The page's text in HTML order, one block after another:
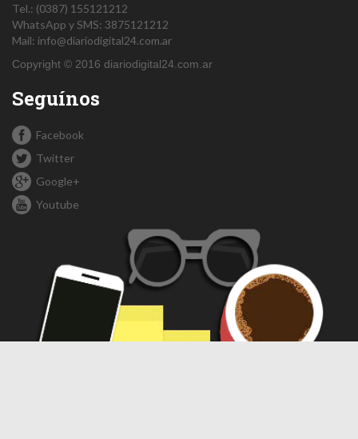
Tel.: (0387) 155121212
WhatsApp y SMS: 3875121212
Mail: info@diariodigital24.com.ar
Copyright © 2016 diariodigital24.com.ar
Seguínos
Facebook
Twitter
Google+
Youtube